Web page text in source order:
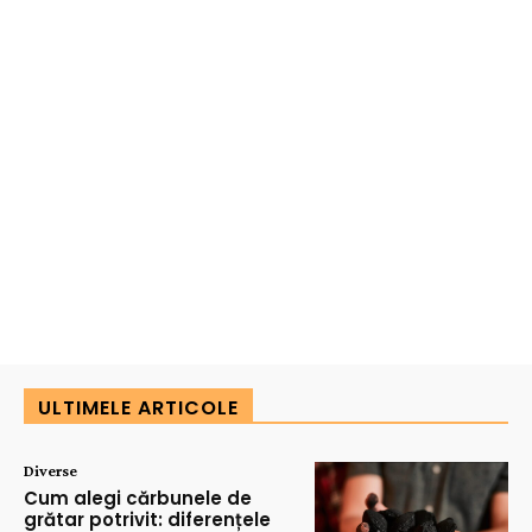
ULTIMELE ARTICOLE
Diverse
Cum alegi cărbunele de
grătar potrivit: diferențele